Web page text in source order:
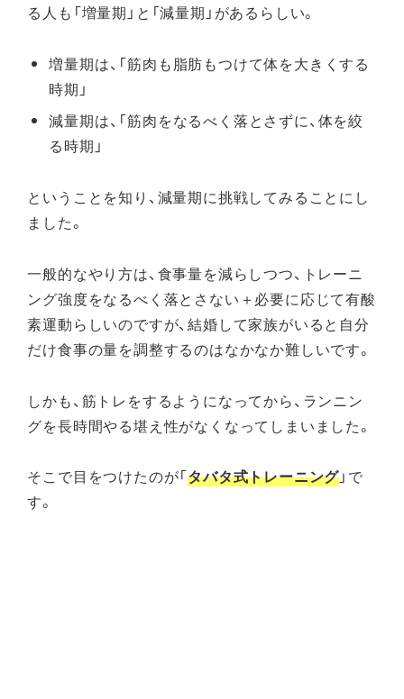
る人も「増量期」と「減量期」があるらしい。
増量期は、「筋肉も脂肪もつけて体を大きくする
時期」
減量期は、「筋肉をなるべく落とさずに、体を絞
る時期」
ということを知り、減量期に挑戦してみることにし
ました。
一般的なやり方は、食事量を減らしつつ、トレーニ
ング強度をなるべく落とさない＋必要に応じて有酸
素運動らしいのですが、結婚して家族がいると自分
だけ食事の量を調整するのはなかなか難しいです。
しかも、筋トレをするようになってから、ランニン
グを長時間やる堪え性がなくなってしまいました。
そこで目をつけたのが「タバタ式トレーニング」で
す。